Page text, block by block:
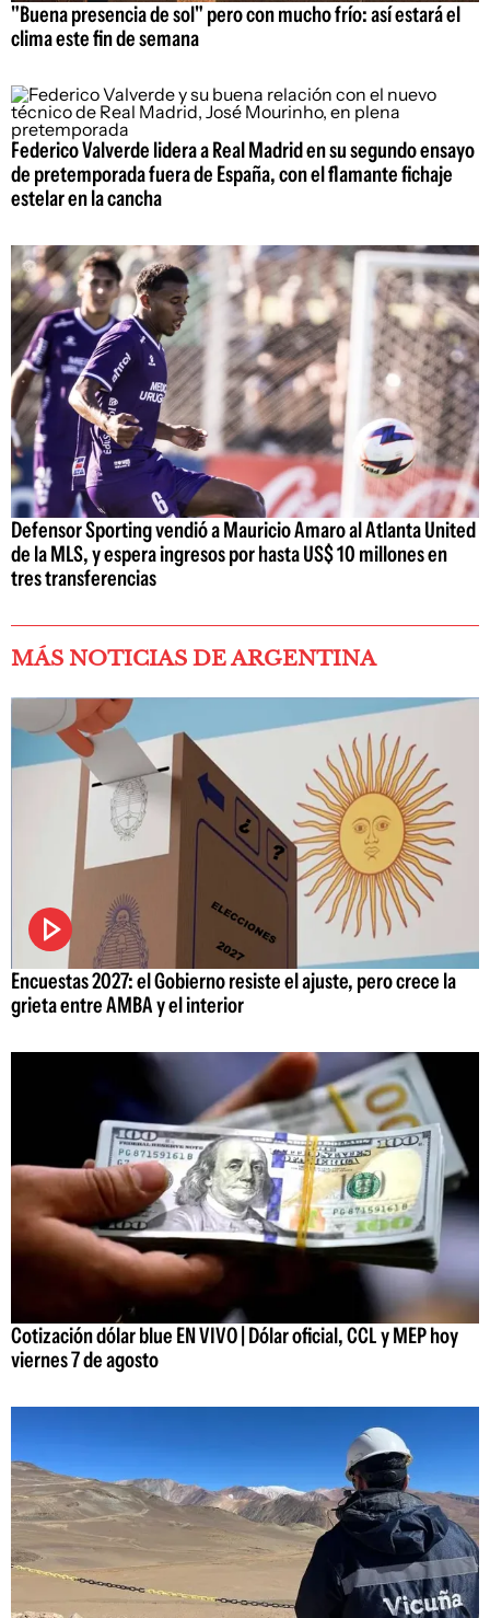
"Buena presencia de sol" pero con mucho frío: así estará el
clima este fin de semana
Federico Valverde lidera a Real Madrid en su segundo ensayo
de pretemporada fuera de España, con el flamante fichaje
estelar en la cancha
Defensor Sporting vendió a Mauricio Amaro al Atlanta United
de la MLS, y espera ingresos por hasta US$ 10 millones en
tres transferencias
MÁS NOTICIAS DE ARGENTINA
Encuestas 2027: el Gobierno resiste el ajuste, pero crece la
grieta entre AMBA y el interior
Cotización dólar blue EN VIVO | Dólar oficial, CCL y MEP hoy
viernes 7 de agosto